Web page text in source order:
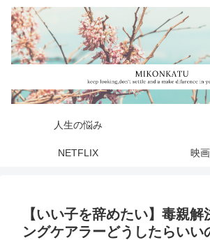
人生の悩み
NETFLIX 映
【いい子を辞めたい】毒親
ングケアラーどうしたらいい